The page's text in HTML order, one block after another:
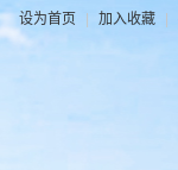
设为首页 | 加入收藏 |